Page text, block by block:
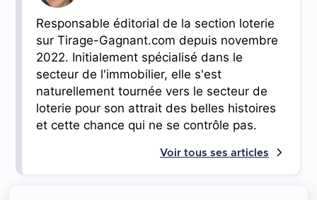
Responsable éditorial de la section loterie
sur Tirage-Gagnant.com depuis novembre
2022. Initialement spécialisé dans le
secteur de l'immobilier, elle s'est
naturellement tournée vers le secteur de
loterie pour son attrait des belles histoires
et cette chance qui ne se contrôle pas.
Voir tous ses articles